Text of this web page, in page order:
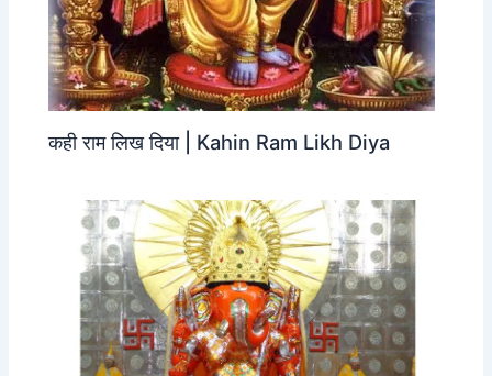
कही राम लिख दिया | Kahin Ram Likh Diya